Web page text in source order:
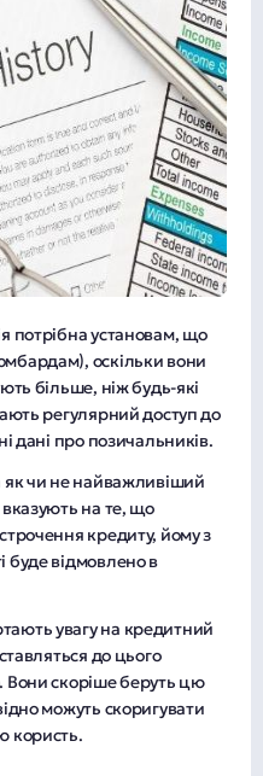
потрібна установам, що
оскільки вони
більше, ніж будь-які
регулярний доступ до
дані про позичальників.
як чи не найважливіший
на те, що
кредиту, йому з
буде відмовлено в
увагу на кредитний
до цього
Вони скоріше беруть цю
можуть скоригувати
користь.